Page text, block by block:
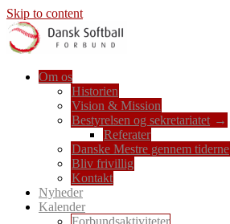
Skip to content
Dansk Softball Forbund
En sport for alle
Om os
Historien
Vision & Mission
Bestyrelsen og sekretariatet
Referater
Danske Mestre gennem tiderne
Bliv frivillig
Kontakt
Nyheder
Kalender
Forbundsaktiviteter